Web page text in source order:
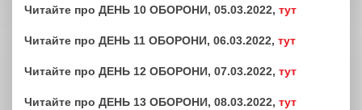
Читайте про ДЕНЬ 10 ОБОРОНИ, 05.03.2022, тут
Читайте про ДЕНЬ 11 ОБОРОНИ, 06.03.2022, тут
Читайте про ДЕНЬ 12 ОБОРОНИ, 07.03.2022, тут
Читайте про ДЕНЬ 13 ОБОРОНИ, 08.03.2022, тут